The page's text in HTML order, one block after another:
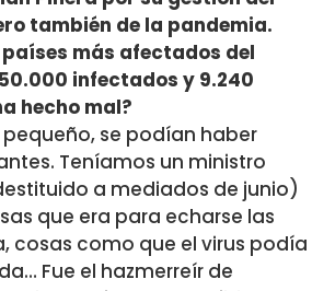
también de la pandemia.
países más afectados del
infectados y 9.240
hecho mal?
se podían haber
Teníamos un ministro
a mediados de junio)
que era para echarse las
cosas como que el virus podía
Fue el hazmerreír de